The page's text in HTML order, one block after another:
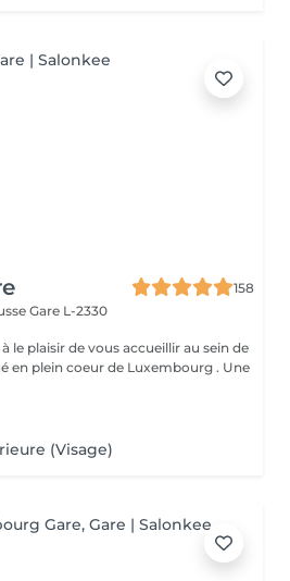
158
Gare L-2330
le plaisir de vous accueillir au sein de
plein coeur de Luxembourg . Une
(Visage)